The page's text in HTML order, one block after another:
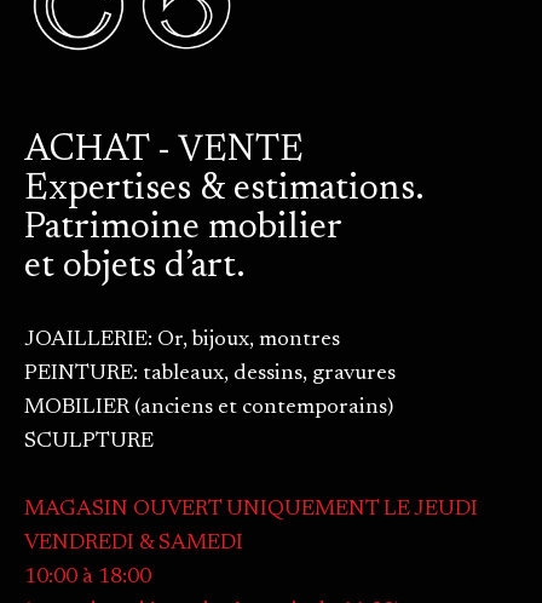
ACHAT - VENTE
Expertises & estimations.
Patrimoine mobilier
et objets d’art.
JOAILLERIE: Or, bijoux, montres
PEINTURE: tableaux, dessins, gravures
MOBILIER (anciens et contemporains)
SCULPTURE
MAGASIN OUVERT UNIQUEMENT LE JEUDI
VENDREDI & SAMEDI
10:00 à 18:00